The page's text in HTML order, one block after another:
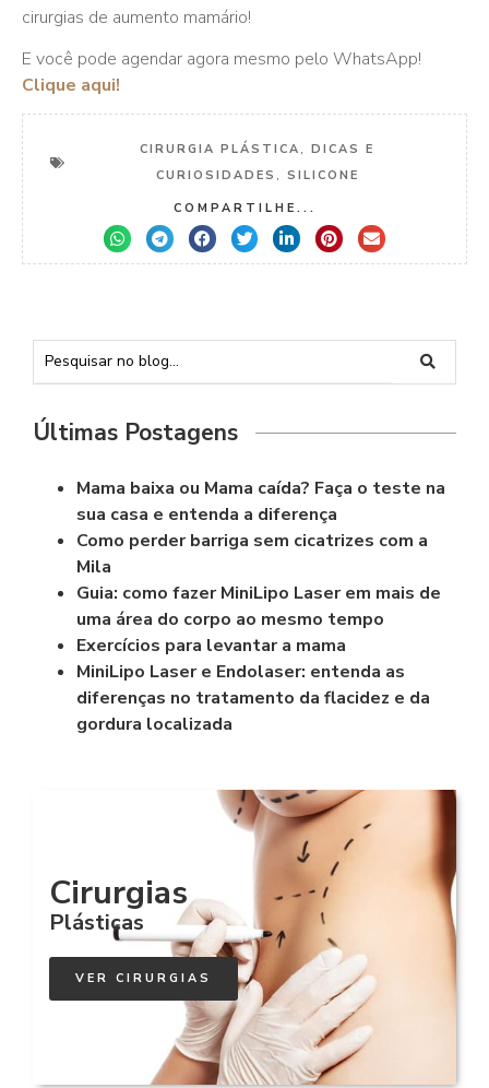
cirurgias de aumento mamário!
E você pode agendar agora mesmo pelo WhatsApp!
Clique aqui!
CIRURGIA PLÁSTICA , DICAS E
CURIOSIDADES , SILICONE
COMPARTILHE...
Últimas Postagens
Mama baixa ou Mama caída? Faça o teste na
sua casa e entenda a diferença
Como perder barriga sem cicatrizes com a
Mila
Guia: como fazer MiniLipo Laser em mais de
uma área do corpo ao mesmo tempo
Exercícios para levantar a mama
MiniLipo Laser e Endolaser: entenda as
diferenças no tratamento da flacidez e da
gordura localizada
Cirurgias
Plásticas
VER CIRURGIAS